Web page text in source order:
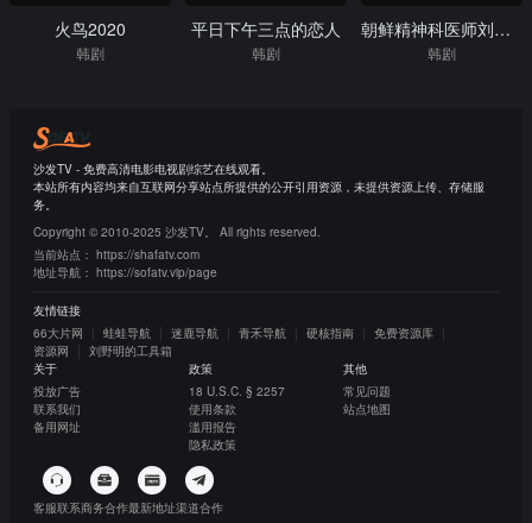
火鸟2020
韩剧
平日下午三点的恋人
韩剧
朝鲜精神科医师刘世丰第二季
韩剧
沙发TV - 免费高清电影电视剧综艺在线观看。
本站所有内容均来自互联网分享站点所提供的公开引用资源，未提供资源上传、存储服
务。
Copyright © 2010-2025 沙发TV。 All rights reserved.
当前站点： https://shafatv.com
地址导航： https://sofatv.vip/page
友情链接
66大片网
蛙蛙导航 迷鹿导航 青禾导航 硬核指南
免费资源库
资源网
刘野明的工具箱
关于
投放广告
联系我们
备用网址
政策
18 U.S.C. § 2257
使用条款
滥用报告
隐私政策
其他
常见问题
站点地图
客服联系商务合作最新地址渠道合作